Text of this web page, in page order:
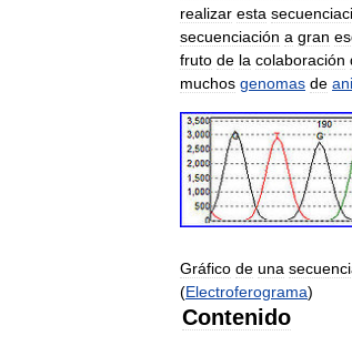
realizar esta
secuenciación a gran
fruto de la colaboración
muchos genomas de
Gráfico de una
(Electroferograma)
Contenido